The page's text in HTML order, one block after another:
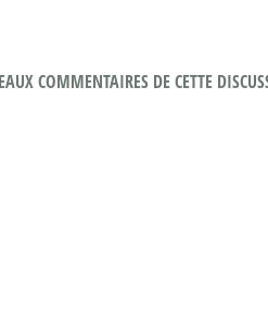
COMMENTAIRES DE CETTE